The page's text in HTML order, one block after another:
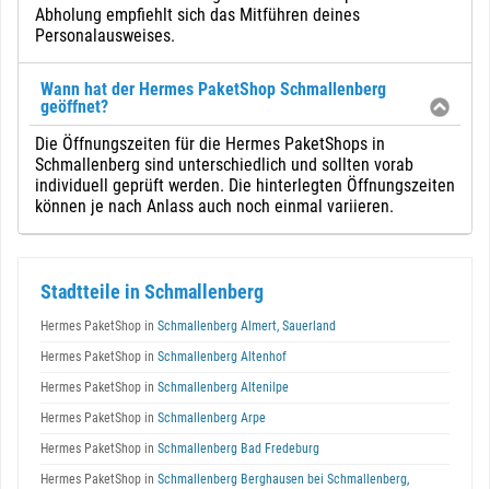
Abholung empfiehlt sich das Mitführen deines
Personalausweises.
Wann hat der Hermes PaketShop Schmallenberg
geöffnet?
Die Öffnungszeiten für die Hermes PaketShops in
Schmallenberg sind unterschiedlich und sollten vorab
individuell geprüft werden. Die hinterlegten Öffnungszeiten
können je nach Anlass auch noch einmal variieren.
Stadtteile in Schmallenberg
Hermes PaketShop in Schmallenberg Almert, Sauerland
Hermes PaketShop in Schmallenberg Altenhof
Hermes PaketShop in Schmallenberg Altenilpe
Hermes PaketShop in Schmallenberg Arpe
Hermes PaketShop in Schmallenberg Bad Fredeburg
Hermes PaketShop in Schmallenberg Berghausen bei Schmallenberg,